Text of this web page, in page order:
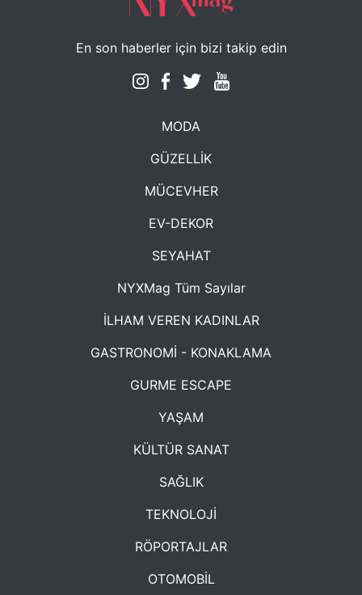
En son haberler için bizi takip edin
MODA
GÜZELLİK
MÜCEVHER
EV-DEKOR
SEYAHAT
NYXMag Tüm Sayılar
İLHAM VEREN KADINLAR
GASTRONOMİ - KONAKLAMA
GURME ESCAPE
YAŞAM
KÜLTÜR SANAT
SAĞLIK
TEKNOLOJİ
RÖPORTAJLAR
OTOMOBİL